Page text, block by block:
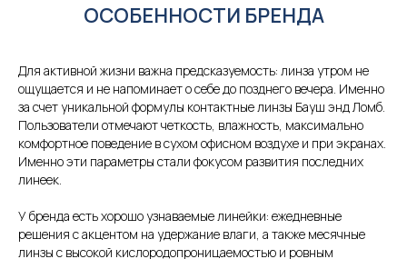
ОСОБЕННОСТИ БРЕНДА
Для активной жизни важна предсказуемость: линза утром не
ощущается и не напоминает о себе до позднего вечера. Именно
за счет уникальной формулы контактные линзы Бауш энд Ломб.
Пользователи отмечают четкость, влажность, максимально
комфортное поведение в сухом офисном воздухе и при экранах.
Именно эти параметры стали фокусом развития последних
линеек.
У бренда есть хорошо узнаваемые линейки: ежедневные
решения с акцентом на удержание влаги, а также месячные
линзы с высокой кислородопроницаемостью и ровным